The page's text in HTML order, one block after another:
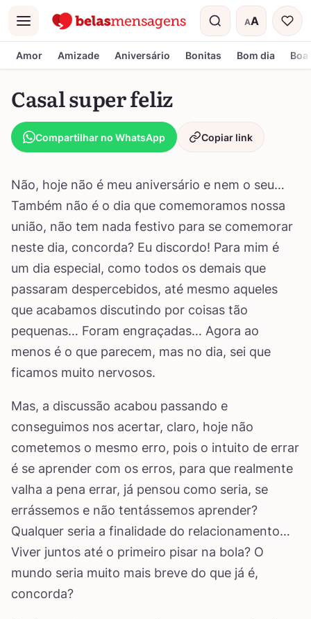
Menu AA
Tamanho do
Amor Amizade Aniversário Bonitas Bom dia
Casal super feliz
Compartilhar no WhatsApp Copiar link
Não, hoje não é meu aniversário e nem o seu…
Também não é o dia que comemoramos nossa
união, não tem nada festivo para se comemorar
neste dia, concorda? Eu discordo! Para mim é
um dia especial, como todos os demais que
passaram despercebidos, até mesmo aqueles
que acabamos discutindo por coisas tão
pequenas… Foram engraçadas… Agora ao
menos é o que parecem, mas no dia, sei que
ficamos muito nervosos.
Mas, a discussão acabou passando e
conseguimos nos acertar, claro, hoje não
cometemos o mesmo erro, pois o intuito de errar
é se aprender com os erros, para que realmente
valha a pena errar, já pensou como seria, se
errássemos e não tentássemos aprender?
Qualquer seria a finalidade do relacionamento…
Viver juntos até o primeiro pisar na bola? O
mundo seria muito mais breve do que já é,
concorda?